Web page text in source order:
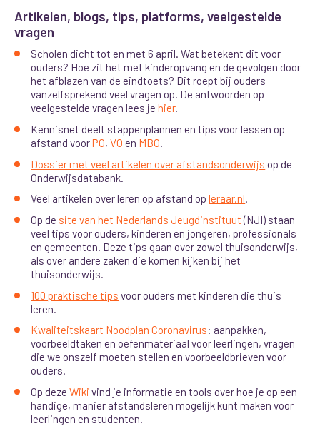
Artikelen, blogs, tips, platforms, veelgestelde
vragen
Scholen dicht tot en met 6 april. Wat betekent dit voor
ouders? Hoe zit het met kinderopvang en de gevolgen door
het afblazen van de eindtoets? Dit roept bij ouders
vanzelfsprekend veel vragen op. De antwoorden op
veelgestelde vragen lees jehier.
Kennisnet deelt stappenplannen en tips voor lessen op
afstand voorPO,VO en MBO.
Dossier met veel artikelen over afstandsonderwijs op de
Onderwijsdatabank.
Veel artikelen over leren op afstand opleraar.nl.
Op de site van het Nederlands Jeugdinstituut(NJI) staan
veel tips voor ouders, kinderen en jongeren, professionals
en gemeenten. Deze tips gaan over zowel thuisonderwijs,
als over andere zaken die komen kijken bij het
thuisonderwijs.
100 praktische tips voor ouders met kinderen die thuis
leren.
Kwaliteitskaart Noodplan Coronavirus: aanpakken,
voorbeeldtaken en oefenmateriaal voor leerlingen, vragen
die we onszelf moeten stellen en voorbeeldbrieven voor
ouders.
Op dezeWiki vind je informatie en tools over hoe je op een
handige, manier afstandsleren mogelijk kunt maken voor
leerlingen en studenten.